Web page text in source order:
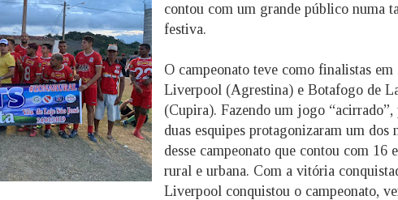
contou com um grande público numa
festiva.
O campeonato teve como finalistas em
Liverpool (Agrestina) e Botafogo de
(Cupira). Fazendo um jogo
duas esquipes protagonizaram um dos
desse campeonato que contou com 16
rural e urbana. Com a vitória
Liverpool conquistou o campeonato,